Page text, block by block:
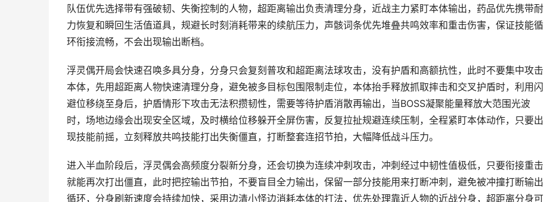
队伍优先选择带有强破韧、失衡控制的人物，超距离输出负责清理分身，近战主力紧盯本体输出，药品优先携带耐
力恢复和瞬回生活值道具，规避长时刻消耗带来的续航压力，声骸词条优先堆叠共鸣效率和重击伤害，保证技能循
环衔接流畅，不会出现输出断档。
浮灵偶开局会快速召唤多具分身，分身只会复刻普攻和超距离法球攻击，没有护盾和高额抗性，此时不要集中攻击
本体，先用超距离人物快速清理分身，避免被多目标包围限制走位，本体抬手释放抓取摔击和交叉护盾时，利用闪
避位移绕至身后，护盾情形下攻击无法积攒韧性，需要等待护盾消散再输出，当BOSS凝聚能量释放大范围光波
时，场地边缘会出现安全区域，及时横给位移躲开全屏伤害，反复拉扯规避连续压制，全程紧盯本体动作，只要出
现技能前摇，立刻释放共鸣技能打出失衡僵直，打断整套连招节拍，大幅降低战斗压力。
进入半血阶段后，浮灵偶会高频度分裂新分身，还会切换为连续冲刺攻击，冲刺经过中韧性值极低，只要衔接重击
就能再次打出僵直，此时把控输出节拍，不要盲目全力输出，保留一部分技能用来打断冲刺，避免被冲撞打断输出
循环，分身刷新速度会持续加快，采用边清小怪边消耗本体的打法，优先处理靠近人物的近战分身，超距离分身可